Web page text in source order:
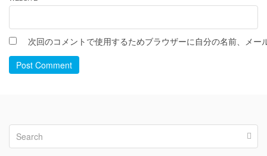
次回のコメントで使用するためブラウザーに自分の名前、メー
Post Comment